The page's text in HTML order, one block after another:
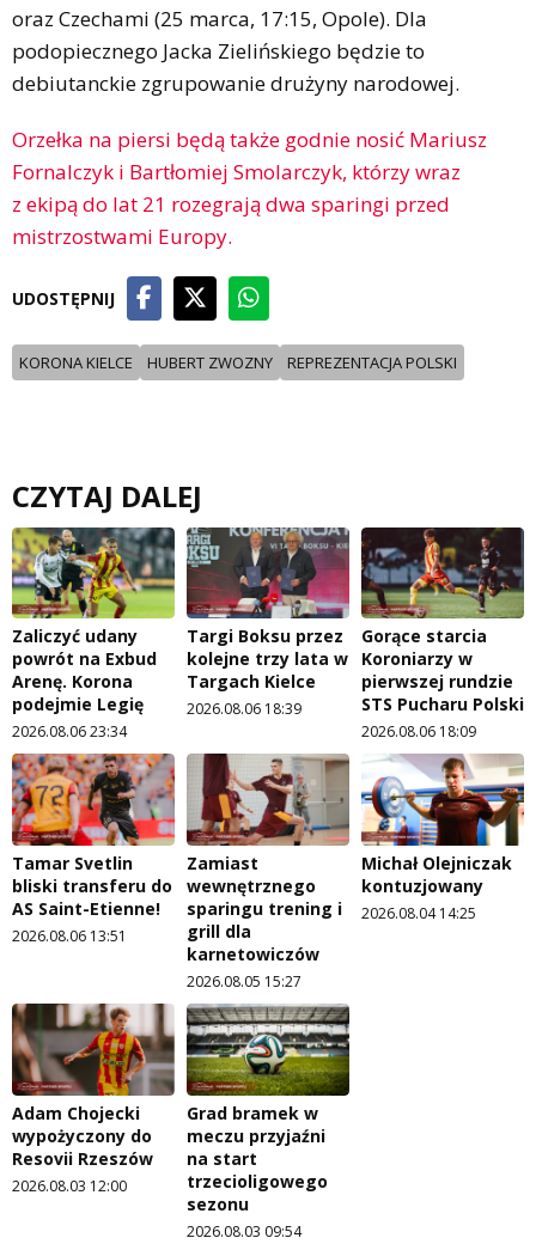
oraz Czechami (25 marca, 17:15, Opole). Dla
podopiecznego Jacka Zielińskiego będzie to
debiutanckie zgrupowanie drużyny narodowej.
Orzełka na piersi będą także godnie nosić Mariusz
Fornalczyk i Bartłomiej Smolarczyk, którzy wraz
z ekipą do lat 21 rozegrają dwa sparingi przed
mistrzostwami Europy.
UDOSTĘPNIJ
KORONA KIELCE HUBERT ZWOZNY REPREZENTACJA POLSKI
CZYTAJ DALEJ
Zaliczyć udany
powrót na Exbud
Arenę. Korona
podejmie Legię
2026.08.06 23:34
Targi Boksu przez
kolejne trzy lata w
Targach Kielce
2026.08.06 18:39
Gorące starcia
Koroniarzy w
pierwszej rundzie
STS Pucharu Polski
2026.08.06 18:09
Tamar Svetlin
bliski transferu do
AS Saint-Etienne!
2026.08.06 13:51
Zamiast
wewnętrznego
sparingu trening i
grill dla
karnetowiczów
2026.08.05 15:27
Michał Olejniczak
kontuzjowany
2026.08.04 14:25
Adam Chojecki
wypożyczony do
Resovii Rzeszów
2026.08.03 12:00
Grad bramek w
meczu przyjaźni
na start
trzecioligowego
sezonu
2026.08.03 09:54